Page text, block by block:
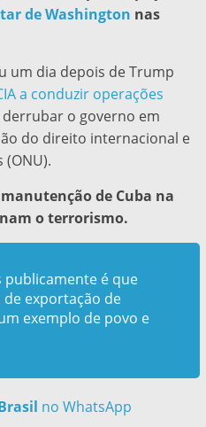
de Washington nas
um dia depois de Trump
a conduzir operações
derrubar o governo em
do direito internacional e
(ONU).
de Cuba na
o terrorismo.
publicamente é que
de exportação de
exemplo de povo e
no WhatsApp